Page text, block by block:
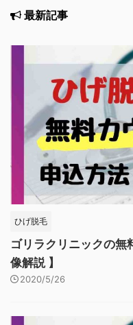
最新記事
ひげ脱毛
ゴリラクリニックの無
像解説 】
2020/5/26